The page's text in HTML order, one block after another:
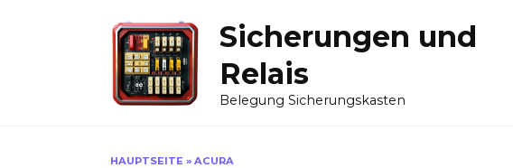
Sicherungen und
Relais
Belegung Sicherungskasten
HAUPTSEITE » ACURA